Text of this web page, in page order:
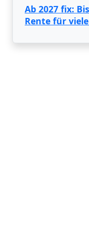
Ab 2027 fix:
Rente für